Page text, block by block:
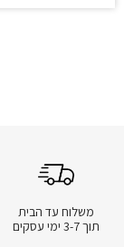
משלוח עד הבית
תוך 3-7 ימי עסקים